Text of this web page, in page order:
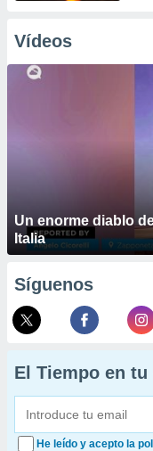
Vídeos
Un enorme diablo
Italia
Síguenos
El Tiempo en tu
He leído y acepto la